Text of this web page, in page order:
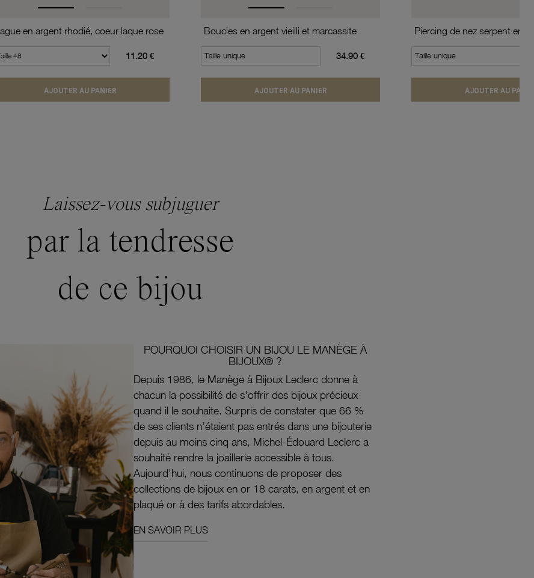
en argent rhodié, coeur laque rose
11.20 €
AJOUTER AU PANIER
Boucles en argent vieilli et marcassite
Taille unique 34.90 €
AJOUTER AU PANIER
Piercing de nez serpent en
Taille unique
AJOUTER AU
Laissez-vous subjuguer
par la tendresse
de ce bijou
POURQUOI CHOISIR UN BIJOU LE MANÈGE À
BIJOUX® ?
Depuis 1986, le Manège à Bijoux Leclerc donne à
chacun la possibilité de s'offrir des bijoux précieux
quand il le souhaite. Surpris de constater que 66 %
de ses clients n’étaient pas entrés dans une bijouterie
depuis au moins cinq ans, Michel-Édouard Leclerc a
souhaité rendre la joaillerie accessible à tous.
Aujourd'hui, nous continuons de proposer des
collections de bijoux en or 18 carats, en argent et en
plaqué or à des tarifs abordables.
EN SAVOIR PLUS